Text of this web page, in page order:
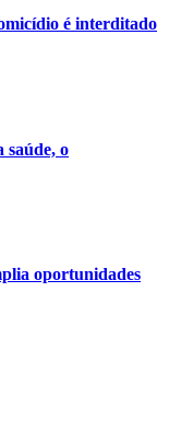
é interditado
saúde, o
oportunidades